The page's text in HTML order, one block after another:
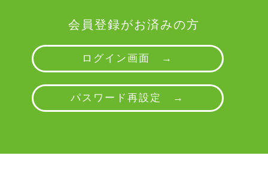
会員登録がお済みの方
ログイン画面 →
パスワード再設定 →